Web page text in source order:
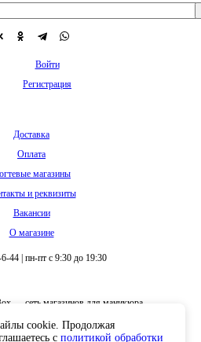
Войти
Регистрация
Доставка
Оплата
магазины
и реквизиты
Вакансии
О магазине
44 | пн-пт с 9:30 до 19:30
— сеть магазинов для маникюра
cookie. Продолжая
с политикой обработки